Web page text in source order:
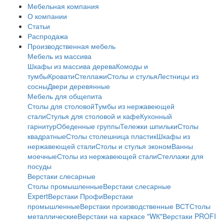
Мебельная компания
О компании
Статьи
Распродажа
Производственная мебель
Мебель из массива
Шкафы из массива дереваКомоды и
тумбыКроватиСтеллажиСтолы и стульяЛестницы из
сосныДвери деревянные
Мебель для общепита
Столы для столовойТумбы из нержавеющей
сталиСтулья для столовой и кафеКухонный
гарнитурОбеденные группыТележки шпилькиСтолы
квадратныеСтолы столешница пластикШкафы из
нержавеющей сталиСтолы и стулья экономВанны
моечныеСтолы из нержавеющей сталиСтеллажи для
посуды
Верстаки слесарные
Столы промышленныеВерстаки слесарные
ExpertВерстаки ПрофиВерстаки
промышленныеВерстаки производственные ВСТСтолы
металлическиеВерстаки на каркасе "WК"Верстаки PROFI